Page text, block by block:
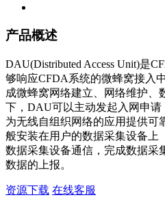
产品概述
DAU(Distributed Access Unit)是
够响应CFDA系统的微蜂窝接入
成微蜂窝网络建立、网络维护、
下，DAU可以主动发起入网申请
为无线自组织网络的应用提供可
般安装在用户的数据采集设备上
数据采集设备通信，完成数据采
数据的上报。
资源下载 在线客服